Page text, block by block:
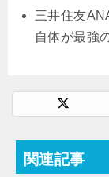
三井住友
自体が最強
関連記事